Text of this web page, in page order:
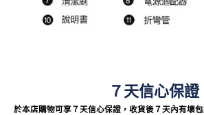
７天信心保證
於本店購物可享７天信心保證，收貨後７天內有壞